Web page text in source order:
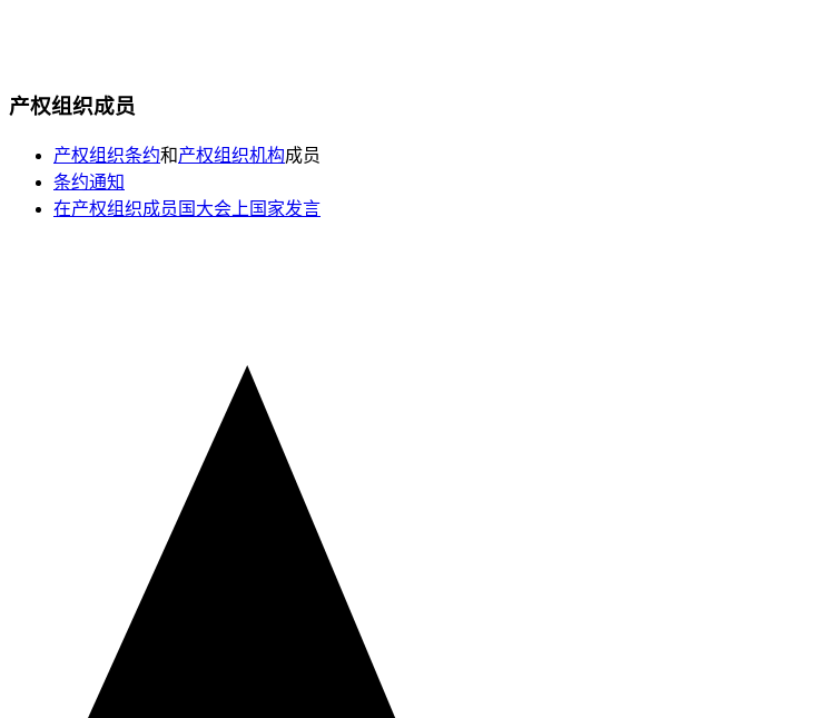
产权组织成员
产权组织条约和产权组织机构成员
条约通知
在产权组织成员国大会上国家发言